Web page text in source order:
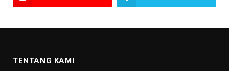
TENTANG KAMI